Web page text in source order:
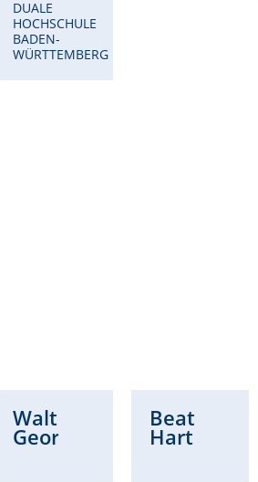
DUALE
HOCHSCHULE
BADEN-
WÜRTTEMBERG
Waltraud
Georg
Beatrice
Hartung